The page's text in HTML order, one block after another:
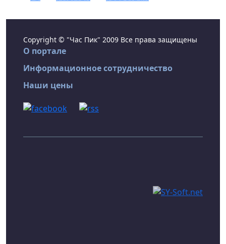
Copyright © "Час Пик" 2009 Все права защищены
О портале
Информационное сотрудничество
Наши цены